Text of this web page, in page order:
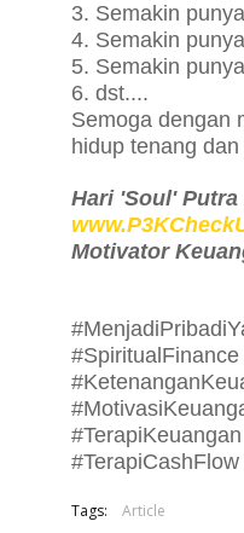
3. Semakin
4. Semakin
5. Semakin
6. dst....
Semoga dengan
hidup tenang
Hari 'Soul'
Motivator
#SpiritualFinance
#TerapiKeuangan
#TerapiCashFlow
Tags: Article